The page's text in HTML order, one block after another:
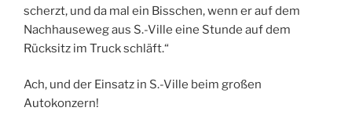
scherzt, und da mal ein Bisschen, wenn er auf dem
Nachhauseweg aus S.-Ville eine Stunde auf dem
Rücksitz im Truck schläft.“
Ach, und der Einsatz in S.-Ville beim großen
Autokonzern!